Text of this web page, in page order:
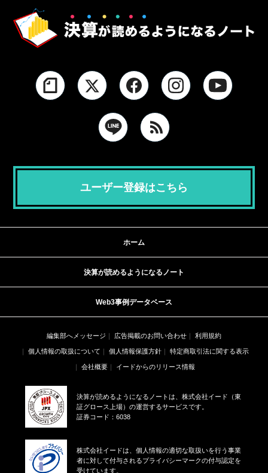
ユーザー登録はこちら
ホーム
決算が読めるようになるノート
Web3事例データベース
編集部へメッセージ 広告掲載のお問い合わせ 利用規約
個人情報の取扱について 個人情報保護方針 特定商取引法に関する表示
会社概要 イードからのリリース情報
決算が読めるようになるノートは、株式会社イード（東
証グロース上場）の運営するサービスです。
証券コード：6038
株式会社イードは、個人情報の適切な取扱いを行う事業
者に対して付与されるプライバシーマークの付与認定を
受けています。